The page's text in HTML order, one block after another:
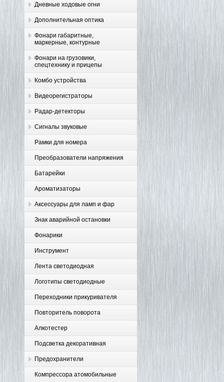
Дневные ходовые огни
Дополнительная оптика
Фонари габаритные,
маркерные, контурные
Фонари на грузовики,
спецтехнику и прицепы
Комбо устройства
Видеорегистраторы
Радар-детекторы
Сигналы звуковые
Рамки для номера
Преобразователи напряжения
Батарейки
Ароматизаторы
Аксессуары для ламп и фар
Знак аварийной остановки
Фонарики
Инструмент
Лента светодиодная
Логотипы светодиодные
Переходники прикуривателя
Повторитель поворота
Алкотестер
Подсветка декоративная
Предохранители
Компрессора атомобильные